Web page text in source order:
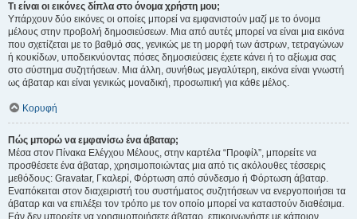
Τι είναι οι εικόνες δίπλα στο όνομα χρήστη μου;
Υπάρχουν δύο εικόνες οι οποίες μπορεί να εμφανιστούν μαζί με το όνομα
μέλους στην προβολή δημοσιεύσεων. Μια από αυτές μπορεί να είναι μια εικόνα
που σχετίζεται με το βαθμό σας, γενικώς με τη μορφή των άστρων, τετραγώνων
ή κουκίδων, υποδεικνύοντας πόσες δημοσιεύσεις έχετε κάνει ή το αξίωμα σας
στο σύστημα συζητήσεων. Μια άλλη, συνήθως μεγαλύτερη, εικόνα είναι γνωστή
ως άβαταρ και είναι γενικώς μοναδική, προσωπική για κάθε μέλος.
Κορυφή
Πώς μπορώ να εμφανίσω ένα άβαταρ;
Μέσα στον Πίνακα Ελέγχου Μέλους, στην καρτέλα “Προφίλ”, μπορείτε να
προσθέσετε ένα άβαταρ, χρησιμοποιώντας μια από τις ακόλουθες τέσσερις
μεθόδους: Gravatar, Γκαλερί, Φόρτωση από σύνδεσμο ή Φόρτωση άβαταρ.
Εναπόκειται στον διαχειριστή του συστήματος συζητήσεων να ενεργοποιήσει τα
άβαταρ και να επιλέξει τον τρόπο με τον οποίο μπορεί να καταστούν διαθέσιμα.
Εάν δεν μπορείτε να χρησιμοποιήσετε άβαταρ, επικοινωνήστε με κάποιον